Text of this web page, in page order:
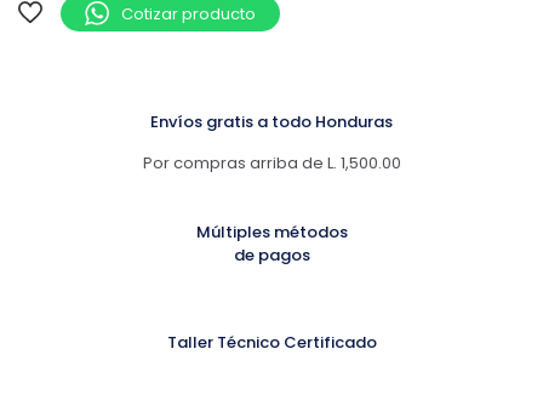
Cotizar producto
Envíos gratis a todo Honduras
Por compras arriba de L. 1,500.00
Múltiples métodos
de pagos
Taller Técnico Certificado